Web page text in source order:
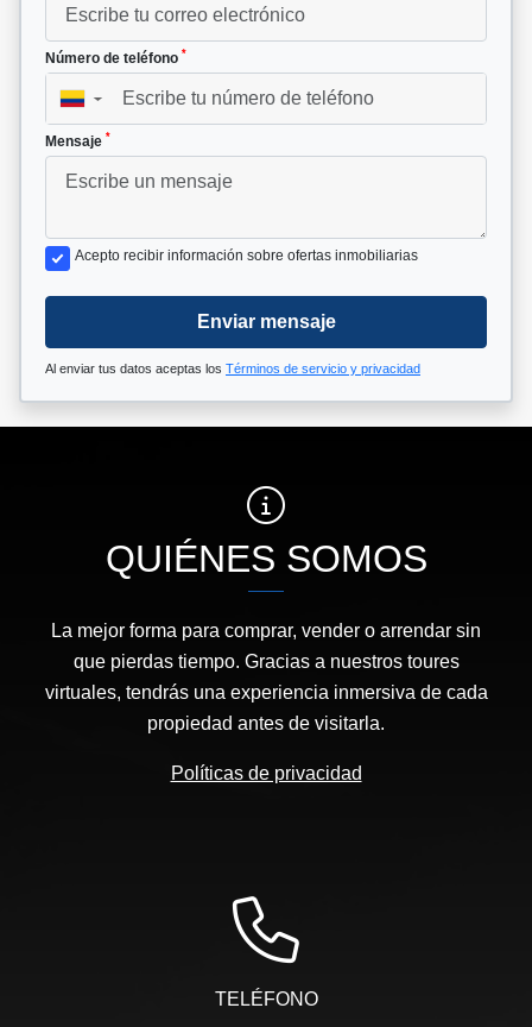
Número de teléfono *
▼
Mensaje *
Acepto recibir información sobre ofertas inmobiliarias
Enviar mensaje
Al enviar tus datos aceptas los Términos de servicio y privacidad
QUIÉNES SOMOS
La mejor forma para comprar, vender o arrendar sin
que pierdas tiempo. Gracias a nuestros toures
virtuales, tendrás una experiencia inmersiva de cada
propiedad antes de visitarla.
Políticas de privacidad
TELÉFONO